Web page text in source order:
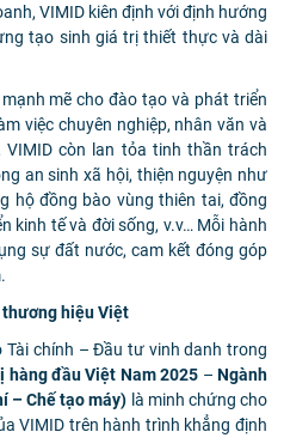
VIMID kiên định với định hướng
tạo sinh giá trị thiết thực và dài
mẽ cho đào tạo và phát triển
việc chuyên nghiệp, nhân văn và
còn lan tỏa tinh thần trách
an sinh xã hội, thiện nguyện như
hộ đồng bào vùng thiên tai, đồng
kinh tế và đời sống, v.v… Mỗi hành
sự đất nước, cam kết đóng góp
hiệu Việt
Tài chính – Đầu tư vinh danh trong
hàng đầu Việt Nam 2025 –Ngành
– Chế tạo máy) là minh chứng cho
VIMID trên hành trình khẳng định